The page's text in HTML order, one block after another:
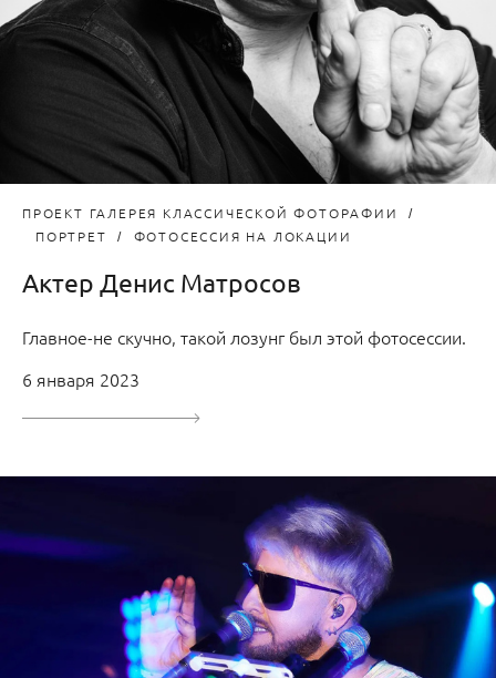
ПРОЕКТ ГАЛЕРЕЯ КЛАССИЧЕСКОЙ ФОТОРАФИИ
ПОРТРЕТ
ФОТОСЕССИЯ НА ЛОКАЦИИ
Актер Денис Матросов
Главное-не скучно, такой лозунг был этой фотосессии.
6 января 2023